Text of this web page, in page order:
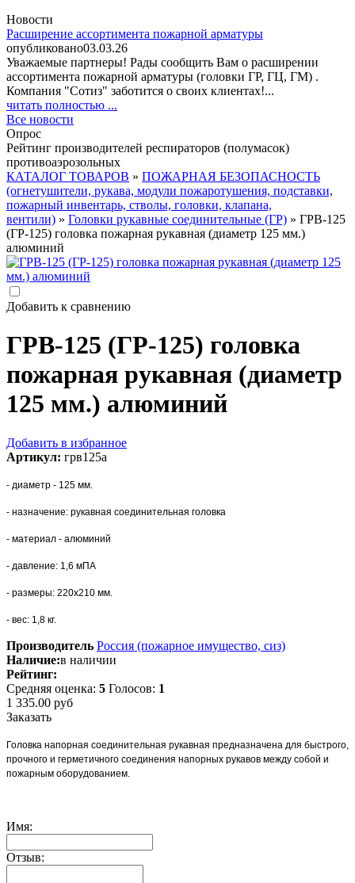
Новости
Расширение ассортимента пожарной арматуры
опубликовано03.03.26
Уважаемые партнеры! Рады сообщить Вам о расширении
ассортимента пожарной арматуры (головки ГР, ГЦ, ГМ) .
Компания "Сотиз" заботится о своих клиентах!...
читать полностью ...
Все новости
Опрос
Рейтинг производителей респираторов (полумасок)
противоаэрозольных
КАТАЛОГ ТОВАРОВ » ПОЖАРНАЯ БЕЗОПАСНОСТЬ
(огнетушители, рукава, модули пожаротушения, подставки,
пожарный инвентарь, стволы, головки, клапана,
вентили) » Головки рукавные соединительные (ГР) » ГРВ-125
(ГР-125) головка пожарная рукавная (диаметр 125 мм.)
алюминий
Добавить к сравнению
ГРВ-125 (ГР-125) головка
пожарная рукавная (диаметр
125 мм.) алюминий
Добавить в избранное
Артикул: грв125а
- диаметр - 125 мм.
- назначение: рукавная соединительная головка
- материал - алюминий
- давление: 1,6 мПА
- размеры: 220х210 мм.
- вес: 1,8 кг.
Производитель Россия (пожарное имущество, сиз)
Наличие:в наличии
Рейтинг:
Средняя оценка: 5 Голосов: 1
1 335.00 руб
Заказать
Головка напорная соединительная рукавная предназначена для быстрого,
прочного и герметичного соединения напорных рукавов между собой и
пожарным оборудованием.
Имя:
Отзыв: